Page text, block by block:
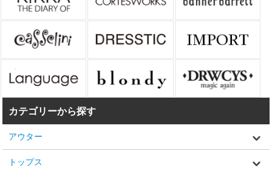
カテゴリーから探す
アウター
トップス